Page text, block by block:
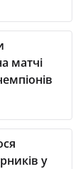
матчі
у